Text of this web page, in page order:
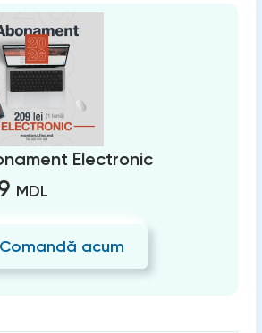
Electronic
MDL
Comandă acum